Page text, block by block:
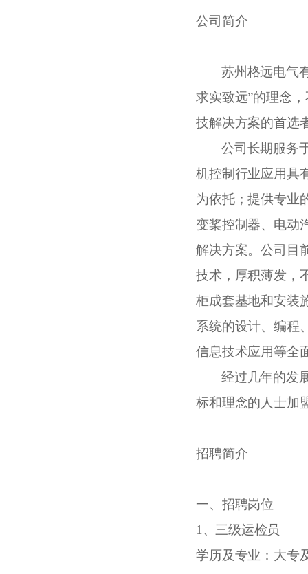
公司简介
苏州格远电气
求实致远”的理念
技解决方案的首选
公司长期服务
机控制行业应用具
为依托；提供专业
变桨控制器、电动
解决方案。公司目
技术，厚积薄发，
柜成套基地和安装
系统的设计、编程
信息技术应用等全
经过几年的发
标和理念的人士加
招聘简介
一、招聘岗位
1、 三级运检员
学历及专业：大专